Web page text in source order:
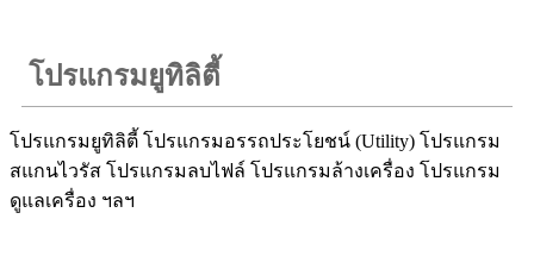
โปรแกรมยูทิลิตี้
โปรแกรมยูทิลิตี้ โปรแกรมอรรถประโยชน์ (Utility) โปรแกรม
สแกนไวรัส โปรแกรมลบไฟล์ โปรแกรมล้างเครื่อง โปรแกรม
ดูแลเครื่อง ฯลฯ